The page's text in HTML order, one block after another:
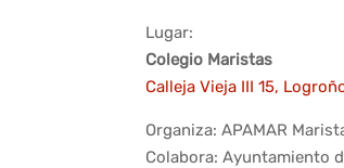
Lugar:
Colegio Maristas
Calleja Vieja III 15,
Organiza: APAMAR
Colabora: Ayuntamiento